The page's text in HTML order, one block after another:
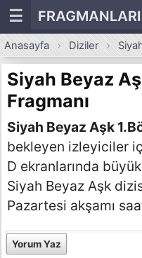
☰
Anasayfa Diziler
Siyah Beyaz
Fragmanı
Siyah Beyaz Aşk
bekleyen izleyiciler
D ekranlarında
Siyah Beyaz Aşk
Pazartesi akşamı
Yorum Yaz